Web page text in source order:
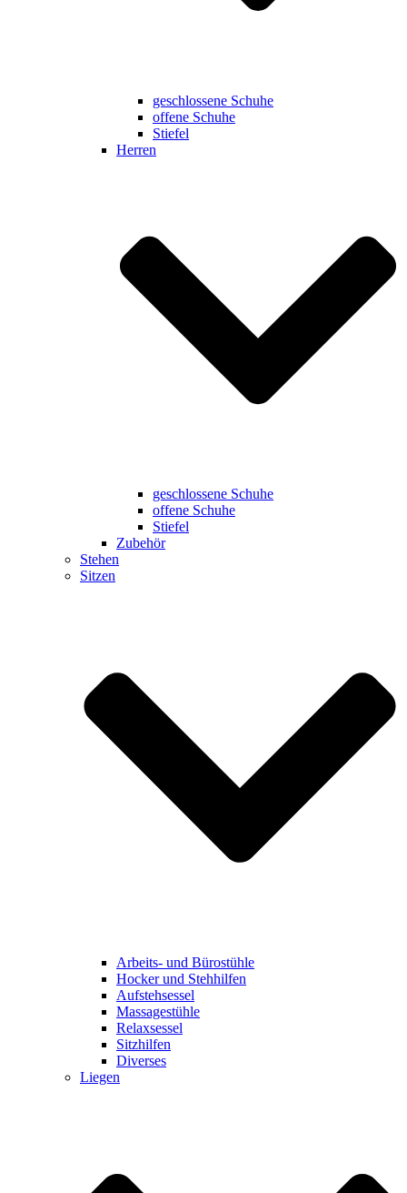
geschlossene Schuhe
offene Schuhe
Stiefel
Herren
geschlossene Schuhe
offene Schuhe
Stiefel
Zubehör
Stehen
Sitzen
Arbeits- und Bürostühle
Hocker und Stehhilfen
Aufstehsessel
Massagestühle
Relaxsessel
Sitzhilfen
Diverses
Liegen